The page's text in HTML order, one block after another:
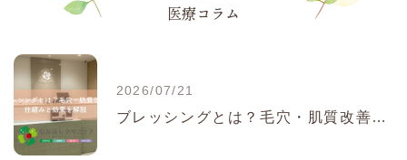
医療コラム
2026/07/21
ブレッシングとは？毛穴・肌質改善の仕組みと効果を解説